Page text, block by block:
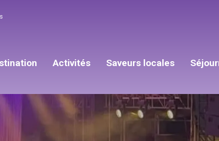
Activités Saveurs locales